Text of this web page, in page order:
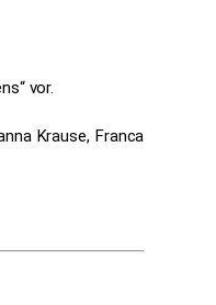
vor.
Krause, Franca